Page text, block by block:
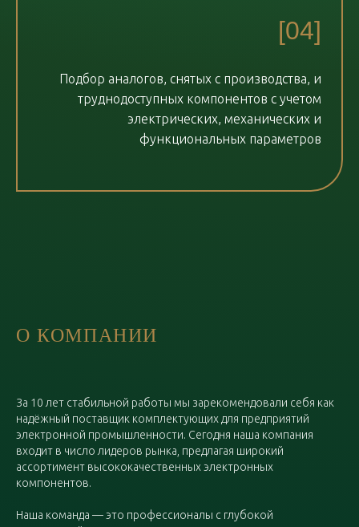
[04]
Подбор аналогов, снятых с производства, и
труднодоступных компонентов с учетом
электрических, механических и
функциональных параметров
О КОМПАНИИ
За 10 лет стабильной работы мы зарекомендовали себя как
надёжный поставщик комплектующих для предприятий
электронной промышленности. Сегодня наша компания
входит в число лидеров рынка, предлагая широкий
ассортимент высококачественных электронных
компонентов.
Наша команда — это профессионалы с глубокой